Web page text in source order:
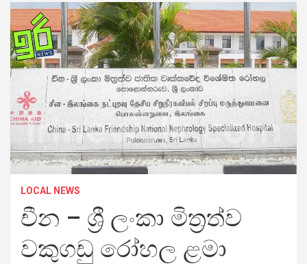
LOCAL NEWS
චීන – ශ්‍රී ලංකා මිත්‍රත්ව
වකුගඩු රෝහල ළමා